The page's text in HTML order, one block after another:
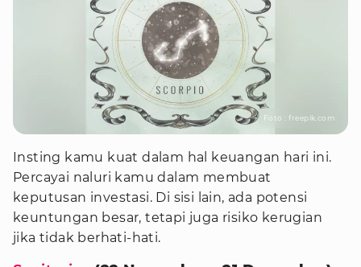
Foto : freepik.com
Insting kamu kuat dalam hal keuangan hari ini.
Percayai naluri kamu dalam membuat
keputusan investasi. Di sisi lain, ada potensi
keuntungan besar, tetapi juga risiko kerugian
jika tidak berhati-hati.